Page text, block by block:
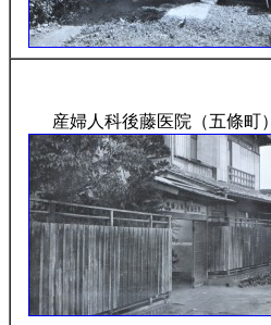
産婦人科後藤医院（五條町）